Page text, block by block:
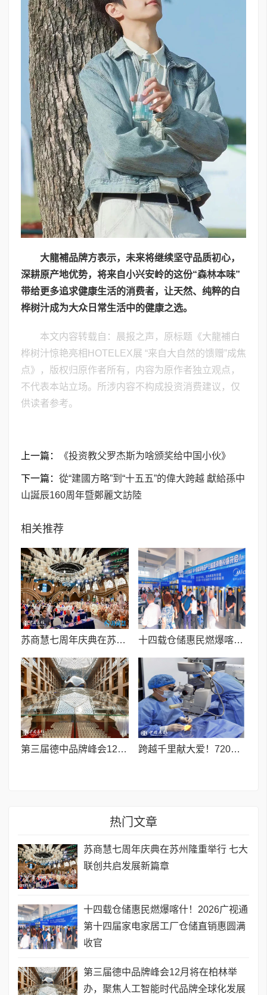
大龍補品牌方表示，未来将继续坚守品质初心，
深耕原产地优势，将来自小兴安岭的这份“森林本味”
带给更多追求健康生活的消费者，让天然、纯粹的白
桦树汁成为大众日常生活中的健康之选。
本文内容转载自：晨报之声，原标题《大龍補白
桦树汁惊艳亮相HOTELEX展 “来自大自然的馈赠”成焦
点》，版权归原作者所有，内容为原作者独立观点，
不代表本站立场。所涉内容不构成投资消费建议，仅
供读者参考。
上一篇： 《投资教父罗杰斯为啥颁奖给中国小伙》
下一篇： 從“建國方略”到“十五五”的偉大跨越 獻給孫中
山誕辰160周年暨鄭麗文訪陸
相关推荐
苏商慧七周年庆典在苏州隆重举行 七大联创共启发展新篇章 十四载仓储惠民燃爆喀什！2026广视通第十四届家电家居工厂仓储直销惠圆满收官
第三届德中品牌峰会12月将在柏林举办，聚焦人工智能时代品牌全球化发展 跨越千里献大爱！720光明行助力喀什150名白内障老人重获清晰视界
热门文章
苏商慧七周年庆典在苏州隆重举行 七大
联创共启发展新篇章
十四载仓储惠民燃爆喀什！2026广视通
第十四届家电家居工厂仓储直销惠圆满
收官
第三届德中品牌峰会12月将在柏林举
办，聚焦人工智能时代品牌全球化发展